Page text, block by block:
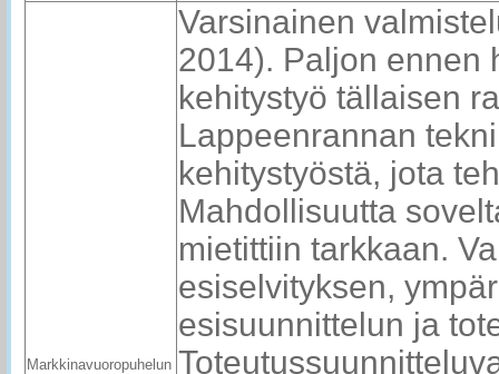
Markkinavuoropuhelun
Varsinainen
2014). Paljon ennen
kehitystyö tällaisen
Lappeenrannan
kehitystyöstä, jota
Mahdollisuutta
mietittiin tarkkaan.
esiselvityksen,
esisuunnittelun ja